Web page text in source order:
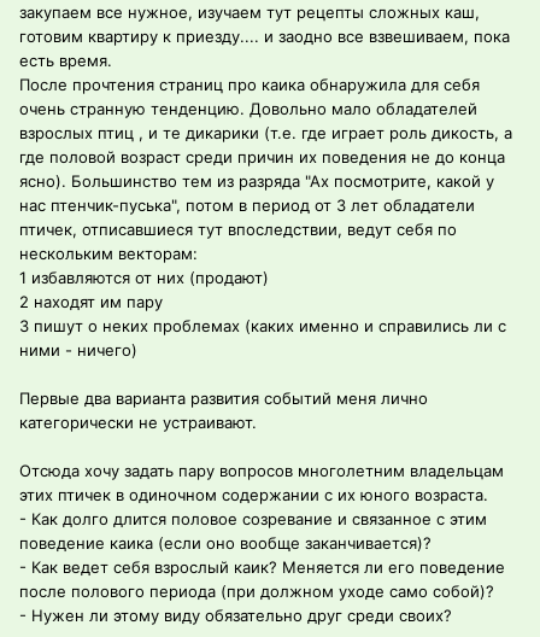
закупаем все нужное, изучаем тут рецепты сложных каш,
готовим квартиру к приезду.... и заодно все взвешиваем, пока
есть время.
После прочтения страниц про каика обнаружила для себя
очень странную тенденцию. Довольно мало обладателей
взрослых птиц , и те дикарики (т.е. где играет роль дикость, а
где половой возраст среди причин их поведения не до конца
ясно). Большинство тем из разряда "Ах посмотрите, какой у
нас птенчик-пуська", потом в период от 3 лет обладатели
птичек, отписавшиеся тут впоследствии, ведут себя по
нескольким векторам:
1 избавляются от них (продают)
2 находят им пару
3 пишут о неких проблемах (каких именно и справились ли с
ними - ничего)
Первые два варианта развития событий меня лично
категорически не устраивают.
Отсюда хочу задать пару вопросов многолетним владельцам
этих птичек в одиночном содержании с их юного возраста.
- Как долго длится половое созревание и связанное с этим
поведение каика (если оно вообще заканчивается)?
- Как ведет себя взрослый каик? Меняется ли его поведение
после полового периода (при должном уходе само собой)?
- Нужен ли этому виду обязательно друг среди своих?